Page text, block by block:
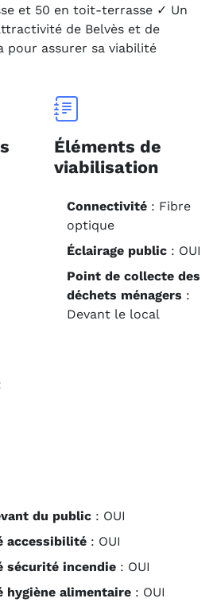
et 50 en toit-terrasse ✓ Un
de Belvès et de
pour assurer sa viabilité
Éléments de
viabilisation
Connectivité : Fibre
optique
Éclairage public : OUI
Point de collecte des
déchets ménagers :
Devant le local
du public : OUI
accessibilité : OUI
sécurité incendie : OUI
hygiène alimentaire : OUI